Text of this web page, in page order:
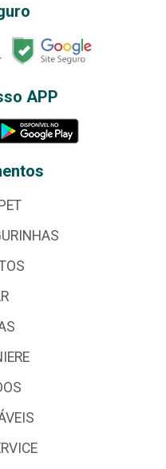
APP